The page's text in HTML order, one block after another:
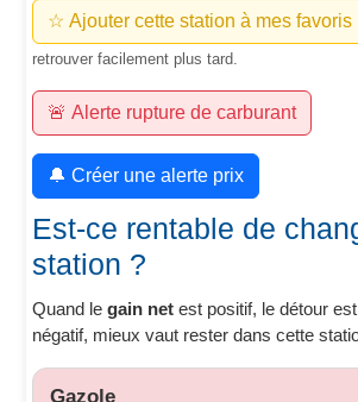
☆ Ajouter cette station à mes favoris
retrouver facilement plus tard.
🚨 Alerte rupture de carburant
🔔 Créer une alerte prix
Est-ce rentable de
station ?
Quand legain net est positif, le détour
négatif, mieux vaut rester dans cette
Gazole